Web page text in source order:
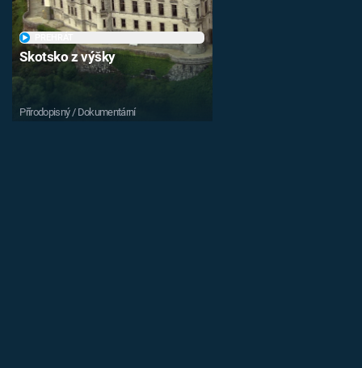
Skotsko z výšky
Přírodopisný / Dokumentární